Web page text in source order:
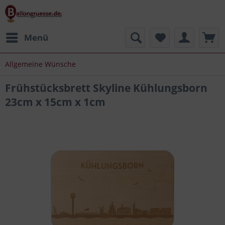
Menü
Allgemeine Wünsche
Frühstücksbrett Skyline Kühlungsborn
23cm x 15cm x 1cm